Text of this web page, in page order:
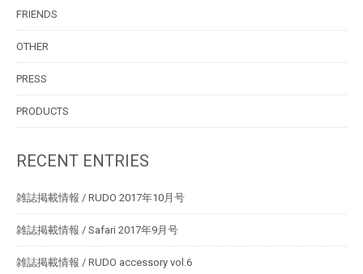
FRIENDS
OTHER
PRESS
PRODUCTS
RECENT ENTRIES
雑誌掲載情報 / RUDO 2017年10月号
雑誌掲載情報 / Safari 2017年9月号
雑誌掲載情報 / RUDO accessory vol.6